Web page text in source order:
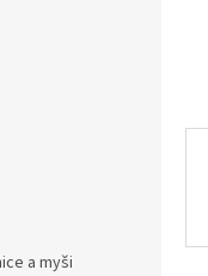
a myši